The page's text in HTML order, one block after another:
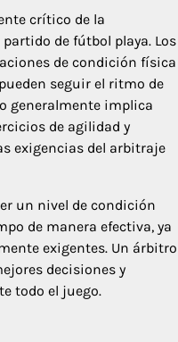
crítico de la
de fútbol playa. Los
de condición física
seguir el ritmo de
generalmente implica
de agilidad y
exigencias del arbitraje
un nivel de condición
de manera efectiva, ya
exigentes. Un árbitro
decisiones y
todo el juego.